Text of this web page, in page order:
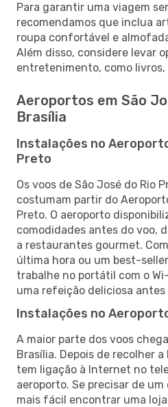
Para garantir uma viagem
recomendamos que inclua
roupa confortável e
Além disso, considere levar
entretenimento, como livros,
Aeroportos em São
Brasília
Instalações no
Preto
Os voos de São José do Rio
costumam partir do
Preto. O aeroporto
comodidades antes do voo,
a restaurantes gourmet.
última hora ou um best-
trabalhe no portátil com o
uma refeição deliciosa
Instalações no
A maior parte dos voos
Brasília. Depois de recolher
tem ligação à Internet no
aeroporto. Se precisar de um
mais fácil encontrar uma